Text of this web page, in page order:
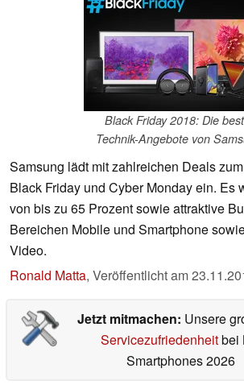
Black Friday 2018: Die
Technik-Angebote von
Samsung lädt mit zahlreichen Deals
Black Friday und Cyber Monday ein. Es
von bis zu 65 Prozent sowie attraktive
Bereichen Mobile und Smartphone
Video.
Ronald Matta, Veröffentlicht am
Jetzt mitmachen: Unsere
Servicezufriedenheitbei
Smartphones 2026